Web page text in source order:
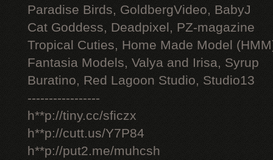
Paradise Birds, GoldbergVideo, BabyJ
Cat Goddess, Deadpixel, PZ-magazine
Tropical Cuties, Home Made Model
Fantasia Models, Valya and Irisa, Syrup
Buratino, Red Lagoon Studio, Studio13
-----------------
h**p://tiny.cc/sficzx
h**p://cutt.us/Y7P84
h**p://put2.me/muhcsh